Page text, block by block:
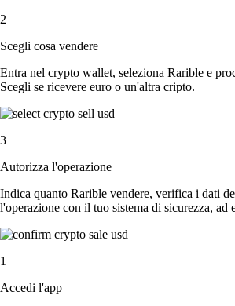
2
Scegli cosa vendere
Entra nel crypto wallet, seleziona Rarible e
Scegli se ricevere euro o un'altra cripto.
3
Autorizza l'operazione
Indica quanto Rarible vendere, verifica i dati
l'operazione con il tuo sistema di sicurezza, ad
1
Accedi l'app